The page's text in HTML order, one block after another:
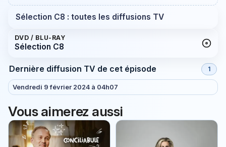
Sélection C8 : toutes les diffusions TV
DVD / BLU-RAY
Sélection C8
Dernière diffusion TV de cet épisode 1
Vendredi 9 février 2024 à 04h07
Vous aimerez aussi